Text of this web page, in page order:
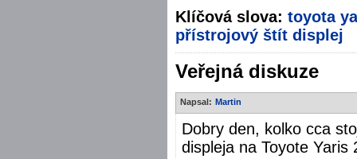
Klíčová slova: toyota
přístrojový štít displej
Veřejná diskuze
Napsal: Martin
Dobry den, kolko cca
displeja na Toyote